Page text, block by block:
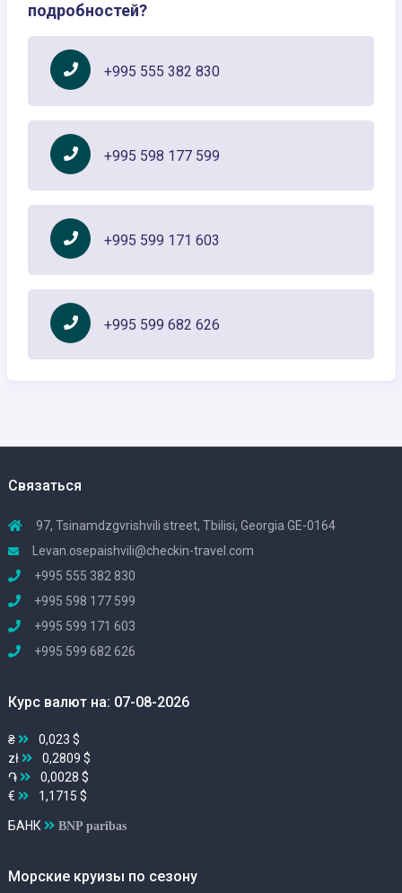
подробностей?
+995 555 382 830
+995 598 177 599
+995 599 171 603
+995 599 682 626
Связаться
97, Tsinamdzgvrishvili street, Tbilisi, Georgia GE-0164
Levan.osepaishvili@checkin-travel.com
+995 555 382 830
+995 598 177 599
+995 599 171 603
+995 599 682 626
Курс валют на: 07-08-2026
₴
0,023 $
zł
0,2809 $
֏
0,0028 $
€
1,1715 $
БАНК BNP paribas
Морские круизы по сезону